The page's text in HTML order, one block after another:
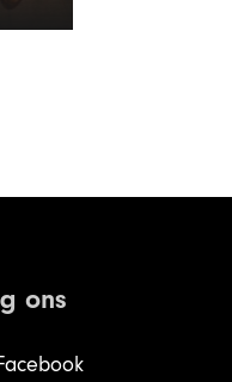
ons